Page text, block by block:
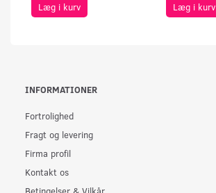
Læg i kurv Læg i kurv
INFORMATIONER
Fortrolighed
Fragt og levering
Firma profil
Kontakt os
Betingelser & Vilkår